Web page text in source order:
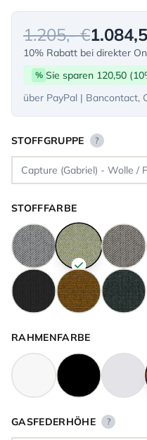
1.205,- €
10% Rabatt bei direkter
% Sie sparen 120,50
über PayPal | Bancontact,
STOFFGRUPPE ?
STOFFFARBE
RAHMENFARBE
GASFEDERHÖHE ?